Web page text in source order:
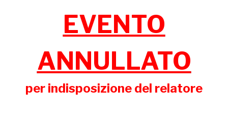
EVENTO
ANNULLATO
per indisposizione del relatore